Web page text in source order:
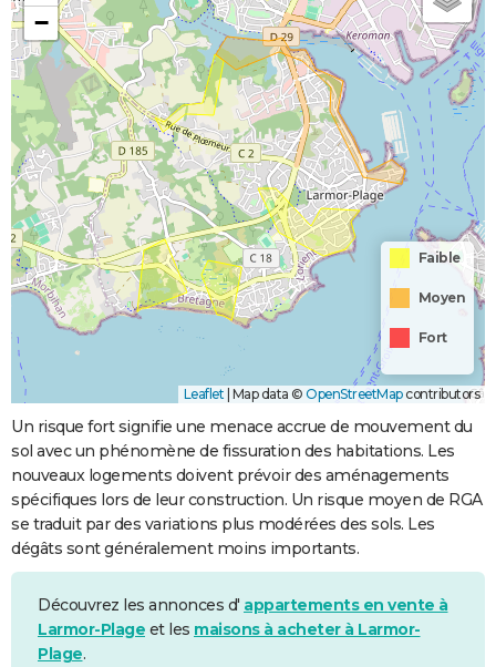
−
Faible
Moyen
Fort
Leaflet Map data © OpenStreetMapcontributors
Un risque fort signifie une menace accrue de mouvement du
sol avec un phénomène de fissuration des habitations. Les
nouveaux logements doivent prévoir des aménagements
spécifiques lors de leur construction. Un risque moyen de RGA
se traduit par des variations plus modérées des sols. Les
dégâts sont généralement moins importants.
Découvrez les annonces d' appartements en vente à
Larmor-Plage et les maisons à acheter à Larmor-
Plage.